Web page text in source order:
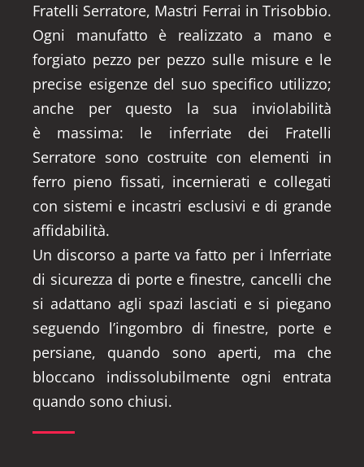
Fratelli Serratore, Mastri Ferrai in Trisobbio.
Ogni manufatto è realizzato a mano e
forgiato pezzo per pezzo sulle misure e le
precise esigenze del suo specifico utilizzo;
anche per questo la sua inviolabilità
è massima: le inferriate dei Fratelli
Serratore sono costruite con elementi in
ferro pieno fissati, incernierati e collegati
con sistemi e incastri esclusivi e di grande
affidabilità.
Un discorso a parte va fatto per i Inferriate
di sicurezza di porte e finestre, cancelli che
si adattano agli spazi lasciati e si piegano
seguendo l’ingombro di finestre, porte e
persiane, quando sono aperti, ma che
bloccano indissolubilmente ogni entrata
quando sono chiusi.